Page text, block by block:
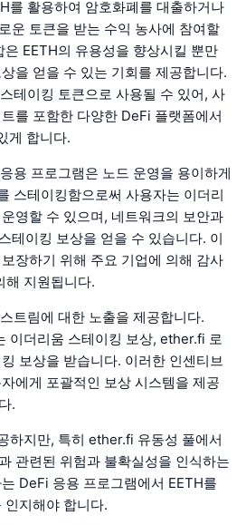
를 활용하여 암호화폐를 대출하거나
운 토큰을 받는 수익 농사에 참여할
EETH의 유용성을 향상시킬 뿐만
을 얻을 수 있는 기회를 제공합니다.
테이킹 토큰으로 사용될 수 있어, 사
를 포함한 다양한 DeFi 플랫폼에서
게 합니다.
용 프로그램은 노드 운영을 용이하게
스테이킹함으로써 사용자는 이더리
영할 수 있으며, 네트워크의 보안과
테이킹 보상을 얻을 수 있습니다. 이
장하기 위해 주요 기업에 의해 감사
지원됩니다.
트림에 대한 노출을 제공합니다.
이더리움 스테이킹 보상, ether.fi 로
보상을 받습니다. 이러한 인센티브
에게 포괄적인 보상 시스템을 제공
.
하지만, 특히 ether.fi 유동성 풀에서
관련된 위험과 불확실성을 인식하는
DeFi 응용 프로그램에서 EETH를
지해야 합니다.